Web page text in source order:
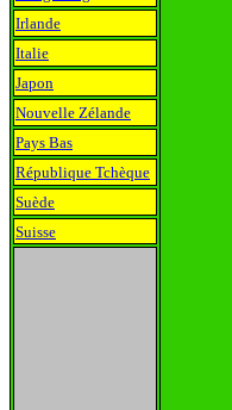
Irlande
Italie
Japon
Nouvelle Zélande
Pays Bas
République Tchèque
Suède
Suisse